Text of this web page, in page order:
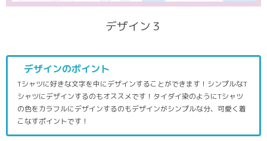
デザイン３
デザインのポイント
Tシャツに好きな文字を中にデザインすることができます！シンプルなT
シャツにデザインするのもオススメです！タイダイ染のようにTシャツ
の色をカラフルにデザインするのもデザインがシンプルな分、可愛く着
こなすポイントです！